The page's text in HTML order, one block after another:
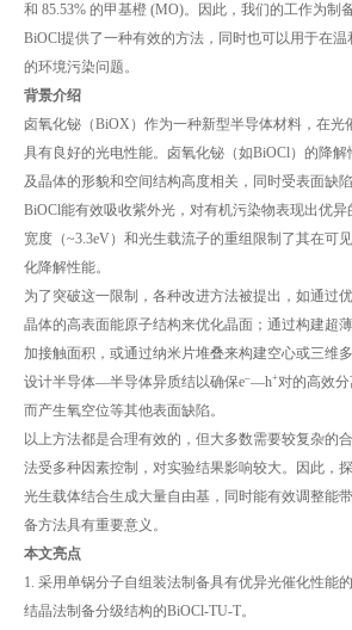
和 85.53% 的甲基橙 (MO)。因此，我们的工作为制
BiOCl提供了一种有效的方法，同时也可以用于在
的环境污染问题。
背景介绍
卤氧化铋（BiOX）作为一种新型半导体材料，在光
具有良好的光电性能。卤氧化铋（如BiOCl）的降
及晶体的形貌和空间结构高度相关，同时受表面缺
BiOCl能有效吸收紫外光，对有机污染物表现出优
宽度（~3.3eV）和光生载流子的重组限制了其在可
化降解性能。
为了突破这一限制，各种改进方法被提出，如通过
晶体的高表面能原子结构来优化晶面；通过构建超
加接触面积，或通过纳米片堆叠来构建空心或三维
设计半导体—半导体异质结以确保e–—h+对的高效
而产生氧空位等其他表面缺陷。
以上方法都是合理有效的，但大多数需要较复杂的
法受多种因素控制，对实验结果影响较大。因此，
光生载体结合生成大量自由基，同时能有效调整能
备方法具有重要意义。
本文亮点
1. 采用单锅分子自组装法制备具有优异光催化性能
结晶法制备分级结构的BiOCl-TU-T。